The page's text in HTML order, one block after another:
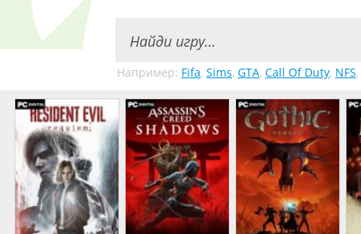
Например: Fifa, Sims, GTA, Call Of Duty, NFS,